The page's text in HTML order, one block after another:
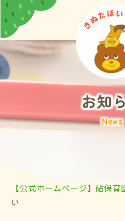
お知
News
【公式ホームページ】砧保育
い